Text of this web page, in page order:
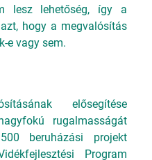
lesz lehetőség, így a
hogy a megvalósítás
e vagy sem.
elősegítése
rugalmasságát
beruházási projekt
Program